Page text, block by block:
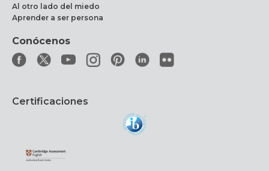
Al otro lado del miedo
Aprender a ser persona
Conócenos
Certificaciones